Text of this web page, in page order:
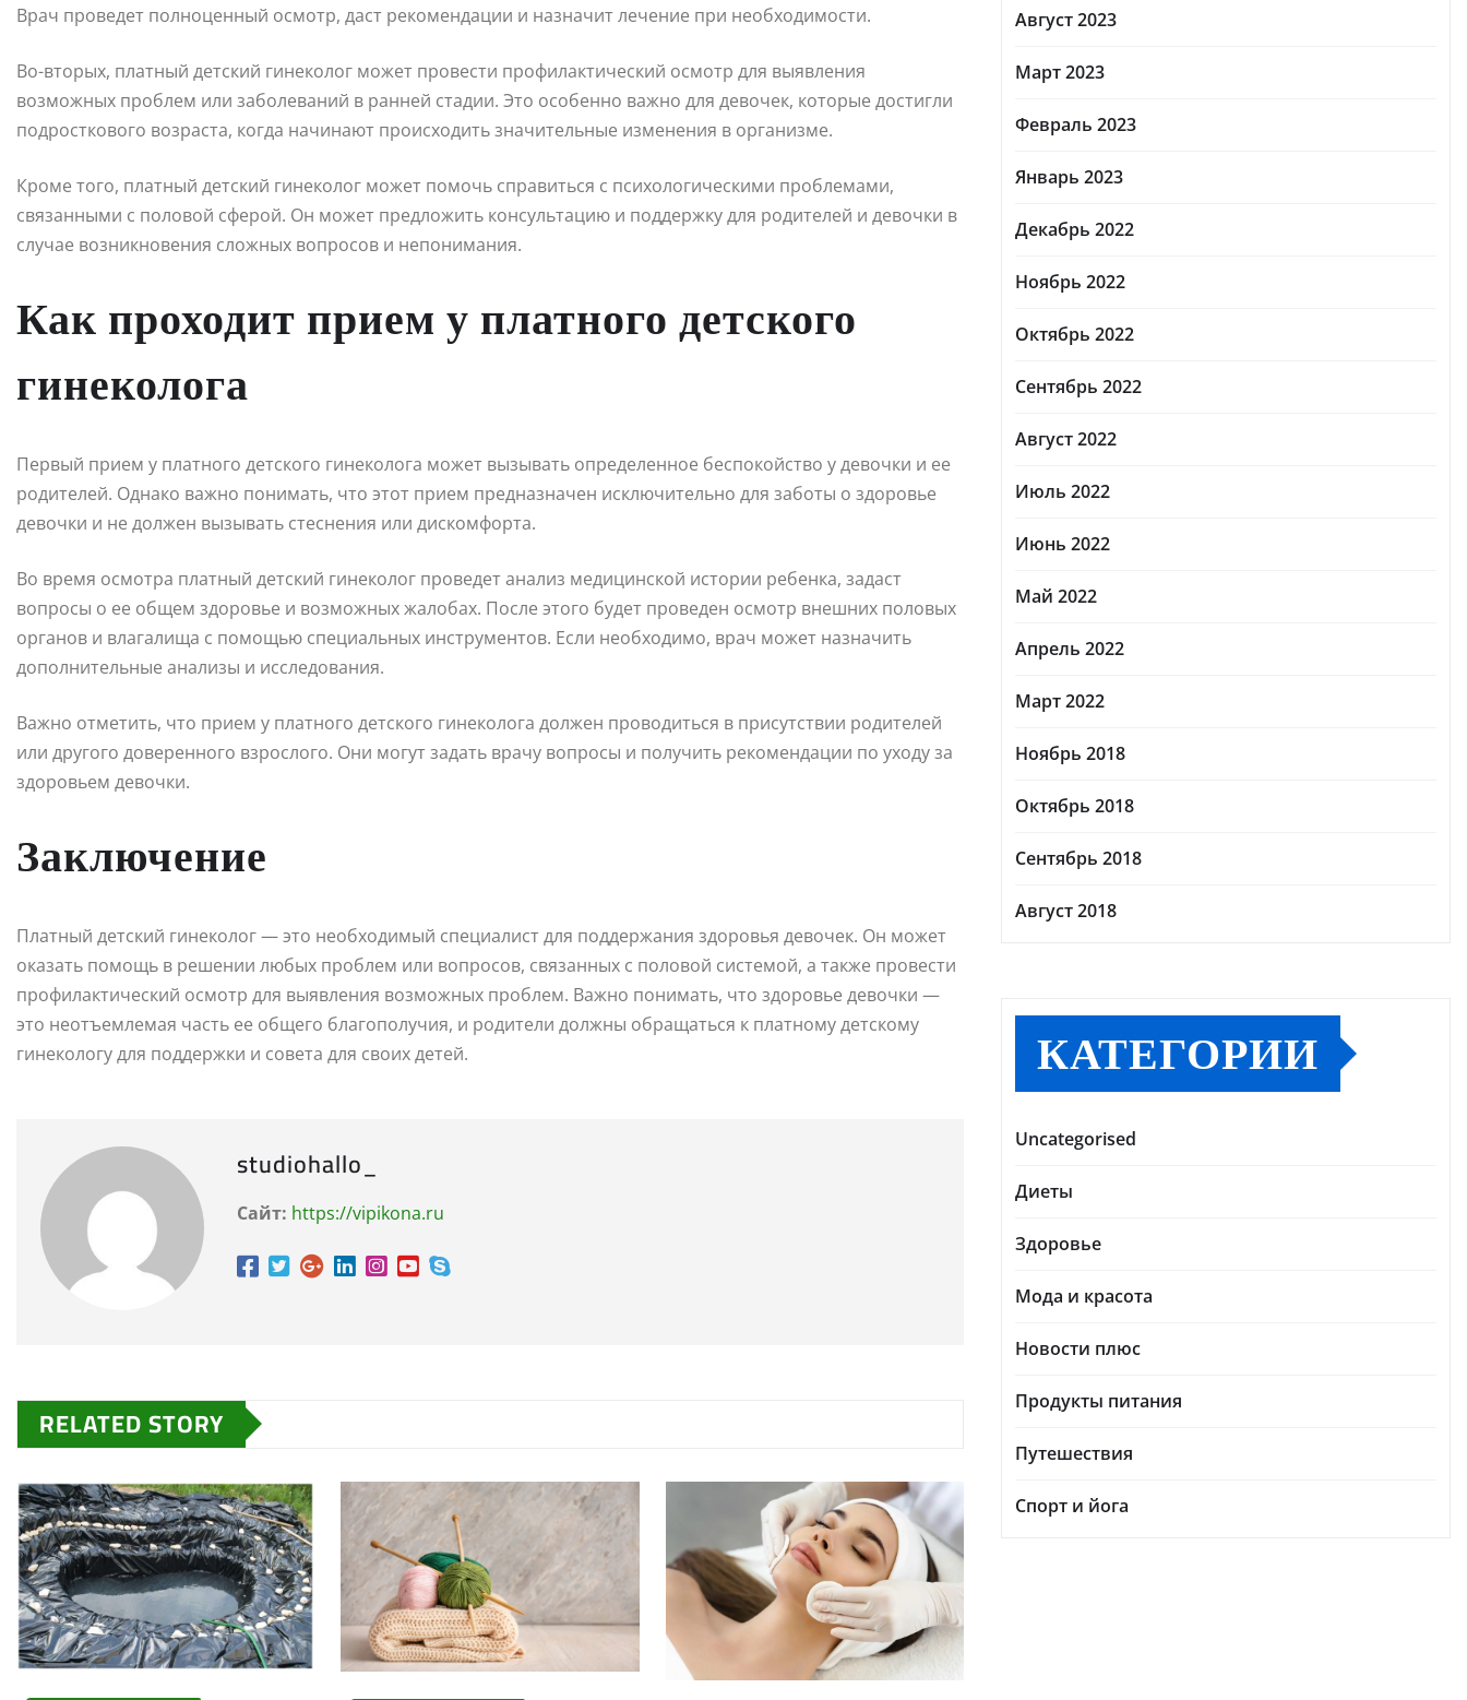
Врач проведет полноценный осмотр, даст рекомендации и назначит лечение при необходимости.
Во-вторых, платный детский гинеколог может провести профилактический осмотр для выявления
возможных проблем или заболеваний в ранней стадии. Это особенно важно для девочек, которые достигли
подросткового возраста, когда начинают происходить значительные изменения в организме.
Кроме того, платный детский гинеколог может помочь справиться с психологическими проблемами,
связанными с половой сферой. Он может предложить консультацию и поддержку для родителей и девочки в
случае возникновения сложных вопросов и непонимания.
Как проходит прием у платного детского
гинеколога
Первый прием у платного детского гинеколога может вызывать определенное беспокойство у девочки и ее
родителей. Однако важно понимать, что этот прием предназначен исключительно для заботы о здоровье
девочки и не должен вызывать стеснения или дискомфорта.
Во время осмотра платный детский гинеколог проведет анализ медицинской истории ребенка, задаст
вопросы о ее общем здоровье и возможных жалобах. После этого будет проведен осмотр внешних половых
органов и влагалища с помощью специальных инструментов. Если необходимо, врач может назначить
дополнительные анализы и исследования.
Важно отметить, что прием у платного детского гинеколога должен проводиться в присутствии родителей
или другого доверенного взрослого. Они могут задать врачу вопросы и получить рекомендации по уходу за
здоровьем девочки.
Заключение
Платный детский гинеколог — это необходимый специалист для поддержания здоровья девочек. Он может
оказать помощь в решении любых проблем или вопросов, связанных с половой системой, а также провести
профилактический осмотр для выявления возможных проблем. Важно понимать, что здоровье девочки —
это неотъемлемая часть ее общего благополучия, и родители должны обращаться к платному детскому
гинекологу для поддержки и совета для своих детей.
studiohallo_
Сайт: https://vipikona.ru
RELATED STORY
Август 2023
Март 2023
Февраль 2023
Январь 2023
Декабрь 2022
Ноябрь 2022
Октябрь 2022
Сентябрь 2022
Август 2022
Июль 2022
Июнь 2022
Май 2022
Апрель 2022
Март 2022
Ноябрь 2018
Октябрь 2018
Сентябрь 2018
Август 2018
КАТЕГОРИИ
Uncategorised
Диеты
Здоровье
Мода и красота
Новости плюс
Продукты питания
Путешествия
Спорт и йога